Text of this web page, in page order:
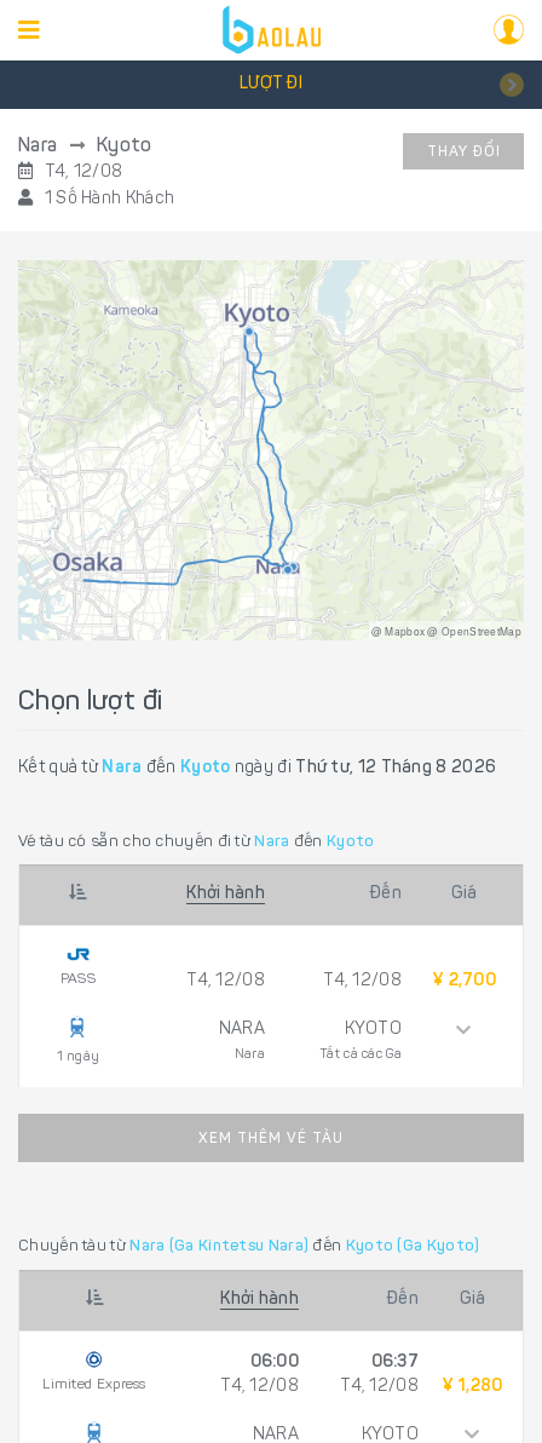
LƯỢT ĐI
Nara Kyoto
T4, 12/08
1 Số Hành Khách
THAY ĐỔI
@ Mapbox @ OpenStreetMap
Chọn lượt đi
Kết quả từ Nara đến Kyoto ngày đi Thứ tư, 12 Tháng 8 2026
Vé tàu có sẵn cho chuyến đi từ Nara đến Kyoto
Khởi hành Đến Giá
PASS
1 ngày
T4, 12/08
NARA
Nara
T4, 12/08
KYOTO
Tất cả các Ga
¥ 2,700
XEM THÊM VÉ TÀU
Chuyến tàu từ Nara (Ga Kintetsu Nara) đến Kyoto (Ga Kyoto)
Khởi hành Đến Giá
Limited Express
06:00
T4, 12/08
NARA
06:37
T4, 12/08
KYOTO
¥ 1,280